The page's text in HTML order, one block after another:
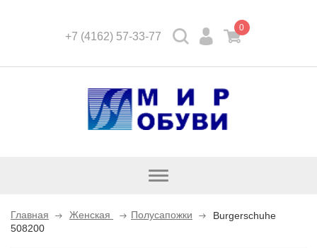
+7 (4162) 57-33-77
0
Открыть
Главная Женская Полусапожки
Burgerschuhe
508200